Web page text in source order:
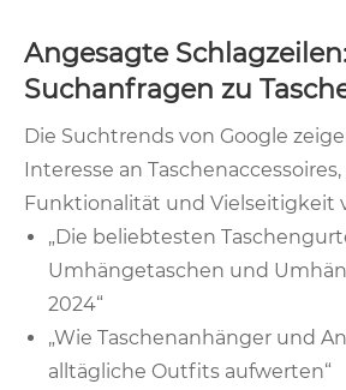
Angesagte
Suchanfragen zu
Die Suchtrends von Google
Interesse an Taschenaccessoires,
Funktionalität und Vielseitigkeit
„Die beliebtesten
Umhängetaschen und
2024“
„Wie Taschenanhänger und
alltägliche Outfits aufwerten“